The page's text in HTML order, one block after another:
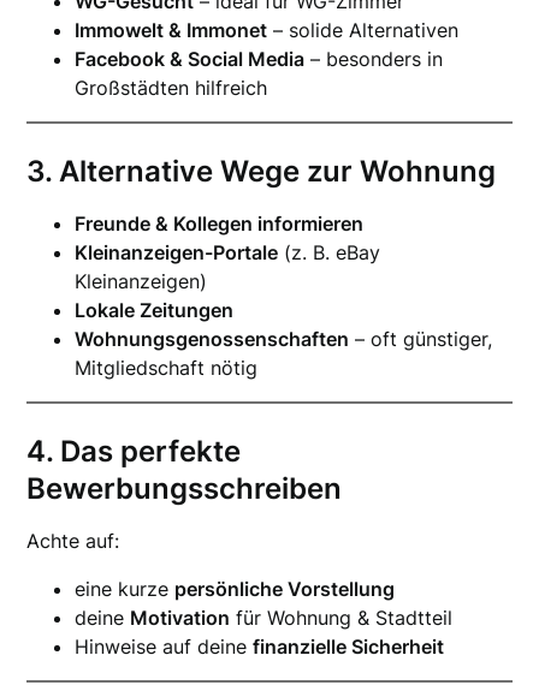
Immowelt & Immonet – solide Alternativen
Facebook & Social Media – besonders in
Großstädten hilfreich
3. Alternative Wege zur Wohnung
Freunde & Kollegen informieren
Kleinanzeigen-Portale (z. B. eBay
Kleinanzeigen)
Lokale Zeitungen
Wohnungsgenossenschaften – oft günstiger,
Mitgliedschaft nötig
4. Das perfekte
Bewerbungsschreiben
Achte auf:
eine kurze persönliche Vorstellung
deine Motivation für Wohnung & Stadtteil
Hinweise auf deinefinanzielle Sicherheit